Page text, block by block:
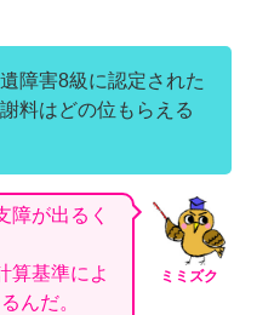
障害8級に認定された
料はどの位もらえる
ミミズク
障が出るく
算基準によ
んだ。